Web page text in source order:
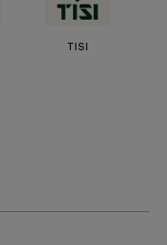
TISI